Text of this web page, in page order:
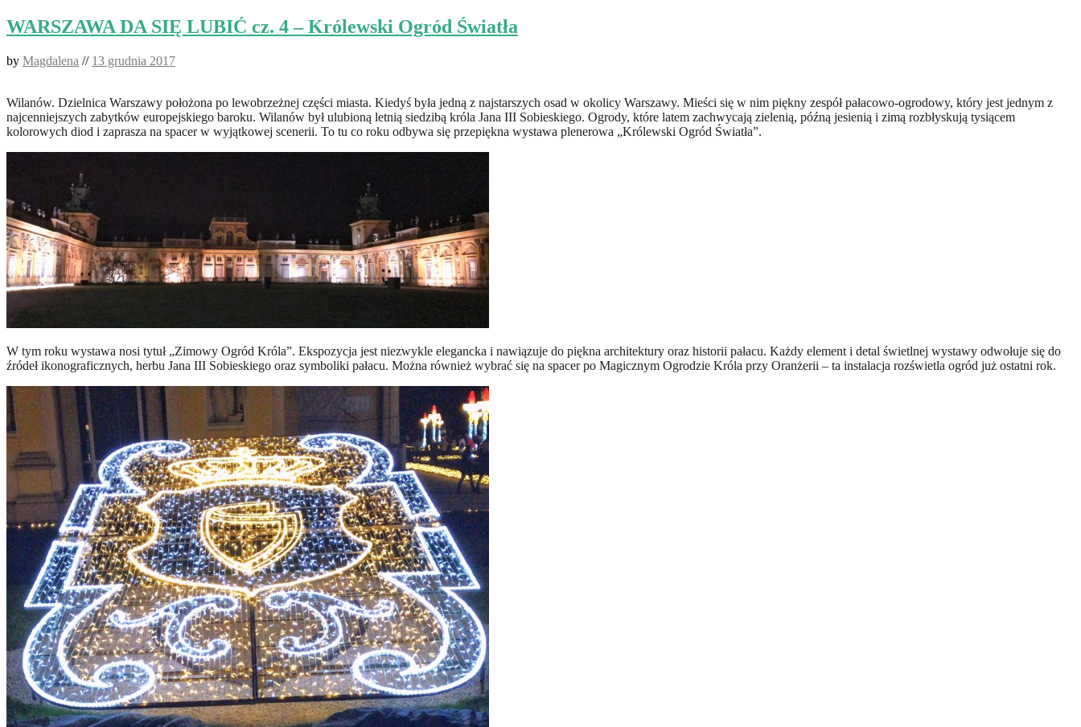
WARSZAWA DA SIĘ LUBIĆ cz. 4 – Królewski Ogród Światła
by Magdalena // 13 grudnia 2017
Wilanów. Dzielnica Warszawy położona po lewobrzeżnej części miasta. Kiedyś była jedną z najstarszych osad w okolicy Warszawy. Mieści się w nim piękny zespół pałacowo-ogrodowy, który jest jednym z
najcenniejszych zabytków europejskiego baroku. Wilanów był ulubioną letnią siedzibą króla Jana III Sobieskiego. Ogrody, które latem zachwycają zielenią, późną jesienią i zimą rozbłyskują tysiącem
kolorowych diod i zaprasza na spacer w wyjątkowej scenerii. To tu co roku odbywa się przepiękna wystawa plenerowa „Królewski Ogród Światła”.
W tym roku wystawa nosi tytuł „Zimowy Ogród Króla”. Ekspozycja jest niezwykle elegancka i nawiązuje do piękna architektury oraz historii pałacu. Każdy element i detal świetlnej wystawy odwołuje się do
źródeł ikonograficznych, herbu Jana III Sobieskiego oraz symboliki pałacu. Można również wybrać się na spacer po Magicznym Ogrodzie Króla przy Oranżerii – ta instalacja rozświetla ogród już ostatni rok.